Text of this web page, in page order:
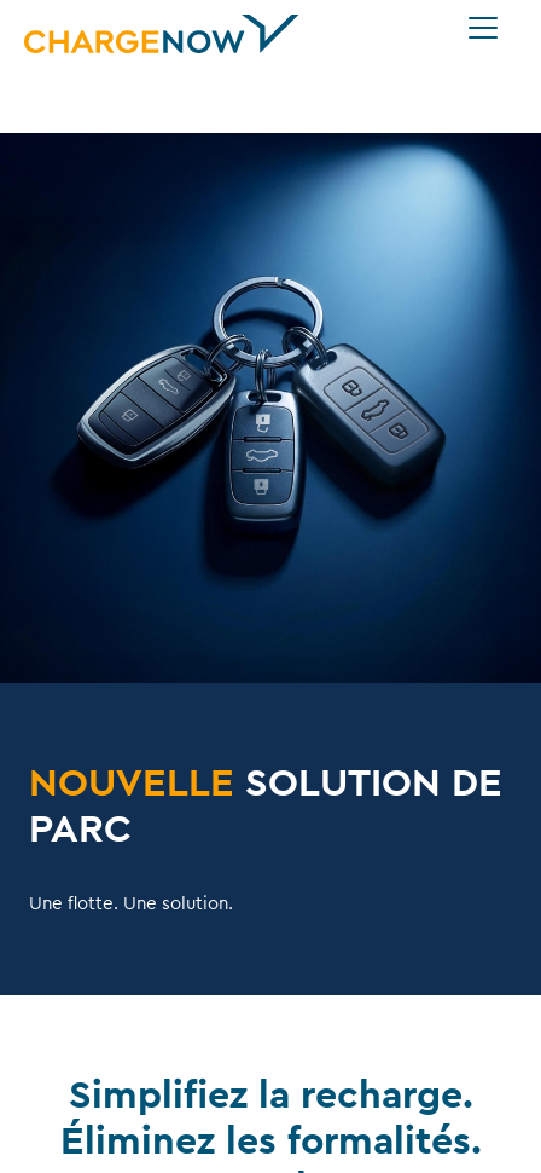
NOUVELLE SOLUTION DE
PARC
Une flotte. Une solution.
Simplifiez la recharge.
Éliminez les formalités.